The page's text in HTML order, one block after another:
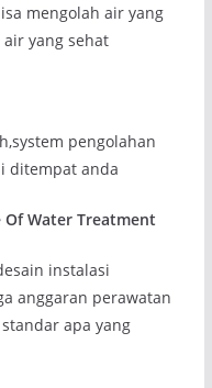
mengolah air yang
yang sehat
pengolahan
ditempat anda
Water Treatment
instalasi
anggaran perawatan
apa yang